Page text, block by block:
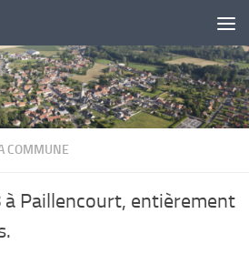
COMMUNE
Paillencourt, entièrement